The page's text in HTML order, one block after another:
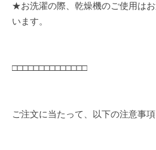
★お洗濯の際、乾燥機のご使用は
います。
□□□□□□□□□□□□□□
ご注文に当たって、以下の注意事